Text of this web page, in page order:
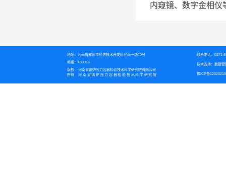
内窥镜、数字金相仪
地址：河南省郑州市经济技术开发区经南一路70号
邮编：450016
版权
所有
河南省锅炉压力容器检验技术科学研究院有限公司
河南省锅炉压力容器检验技术科学研究院
联系电话：0371-
技术支持：数智管
豫ICP备